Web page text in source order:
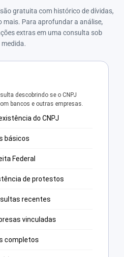
gratuita com histórico de dívidas,
Para aprofundar a análise,
extras em uma consulta sob
medida.
descobrindo se o CNPJ
bancos e outras empresas.
do CNPJ
básicos
Federal
de protestos
recentes
vinculadas
completos